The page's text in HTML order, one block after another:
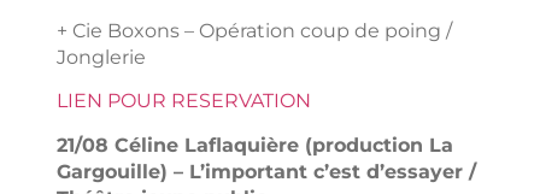
+ Cie Boxons – Opération coup de poing /
Jonglerie
LIEN POUR RESERVATION
21/08 Céline Laflaquière (production La
Gargouille) – L’important c’est d’essayer /